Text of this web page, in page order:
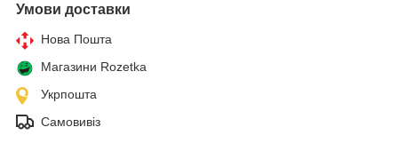
Умови доставки
Нова Пошта
Магазини Rozetka
Укрпошта
Самовивіз